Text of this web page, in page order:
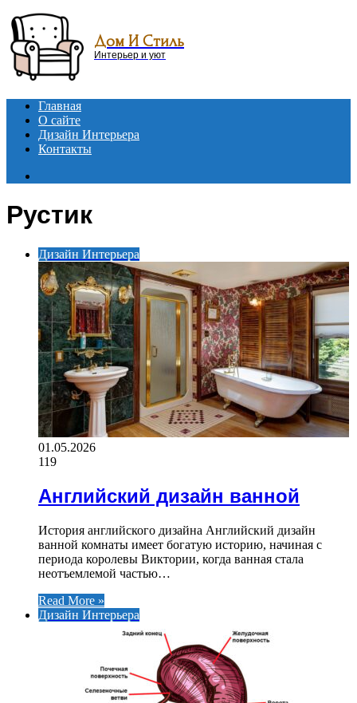
Menu
Дом И Стиль
Интерьер и уют
Главная
О сайте
Дизайн Интерьера
Контакты
Рустик
Дизайн Интерьера
01.05.2026
119
Английский дизайн ванной
История английского дизайна Английский дизайн
ванной комнаты имеет богатую историю, начиная с
периода королевы Виктории, когда ванная стала
неотъемлемой частью…
Read More »
Дизайн Интерьера